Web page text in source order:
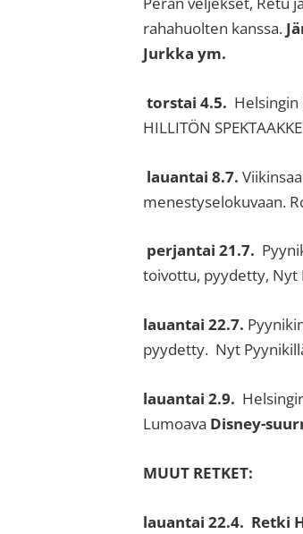
rahahuolten kanssa.
Jurkka ym.
torstai 4.5.
HILLITÖN
lauantai 8.7.
menestyselokuvaan.
perjantai 21.7.
toivottu, pyydetty,
lauantai 22.7.
pyydetty. Nyt
lauantai 2.9.
Lumoava Disney-
MUUT RETKET
lauantai 22.4. Retki